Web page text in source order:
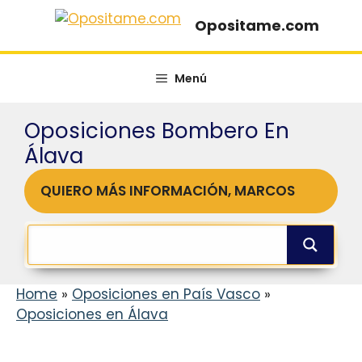
contenido
Opositame.com
Menú
Oposiciones Bombero En
Álava
QUIERO MÁS INFORMACIÓN, MARCOS
Home » Oposiciones en País Vasco »
Oposiciones en Álava